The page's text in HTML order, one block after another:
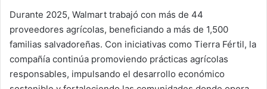
Durante 2025, Walmart trabajó con más de 44
proveedores agrícolas, beneficiando a más de 1,500
familias salvadoreñas. Con iniciativas como Tierra Fértil, la
compañía continúa promoviendo prácticas agrícolas
responsables, impulsando el desarrollo económico